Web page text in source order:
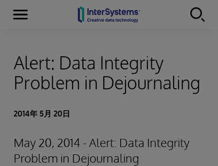
Skip to content
Menu
Alert: Data Integrity
Problem in Dejournaling
2014年 5月 20日
May 20, 2014 - Alert: Data Integrity
Problem in Dejournaling